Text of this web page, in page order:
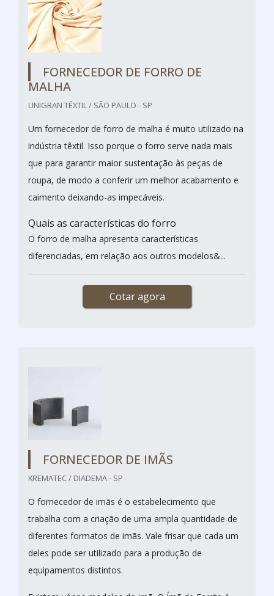
FORNECEDOR DE FORRO DE
MALHA
UNIGRAN TÊXTIL / SÃO PAULO - SP
Um fornecedor de forro de malha é muito utilizado na
indústria têxtil. Isso porque o forro serve nada mais
que para garantir maior sustentação às peças de
roupa, de modo a conferir um melhor acabamento e
caimento deixando-as impecáveis.
Quais as características do forro
O forro de malha apresenta características
diferenciadas, em relação aos outros modelos&...
Cotar agora
FORNECEDOR DE IMÃS
KREMATEC / DIADEMA - SP
O fornecedor de imãs é o estabelecimento que
trabalha com a criação de uma ampla quantidade de
diferentes formatos de imãs. Vale frisar que cada um
deles pode ser utilizado para a produção de
equipamentos distintos.